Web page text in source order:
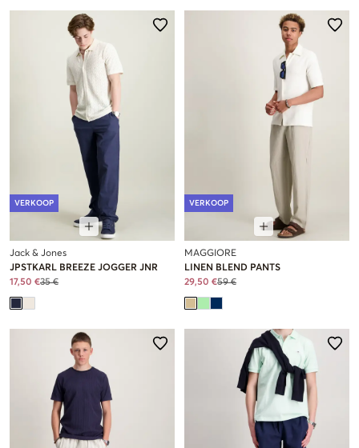
VERKOOP
Jack & Jones
JPSTKARL BREEZE JOGGER JNR
17,50 €35 €
VERKOOP
MAGGIORE
LINEN BLEND PANTS
29,50 €59 €